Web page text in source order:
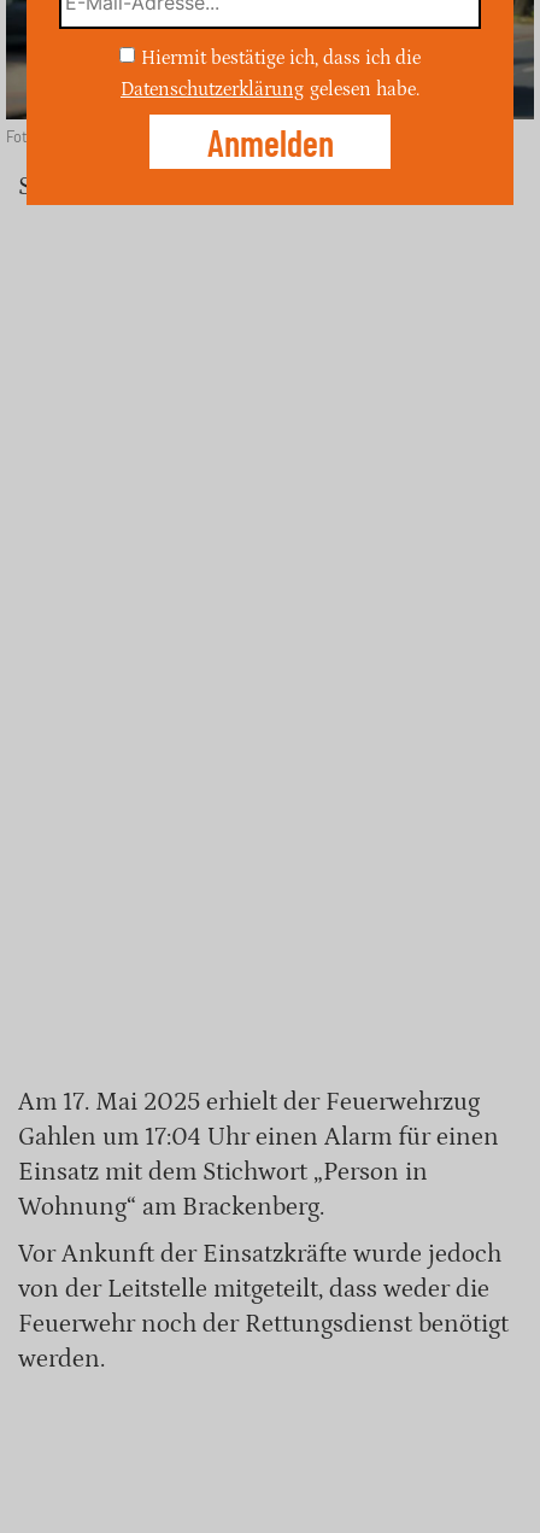
Foto: Unsplash
Schermbeck (ost)
Am 17. Mai 2025 erhielt der Feuerwehrzug
Gahlen um 17:04 Uhr einen Alarm für einen
Einsatz mit dem Stichwort „Person in
Wohnung“ am Brackenberg.
Vor Ankunft der Einsatzkräfte wurde jedoch
von der Leitstelle mitgeteilt, dass weder die
Feuerwehr noch der Rettungsdienst benötigt
werden.
Hiermit bestätige ich, dass ich die
Datenschutzerklärung gelesen habe.